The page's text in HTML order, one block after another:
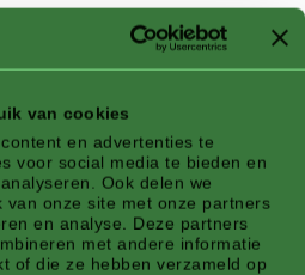
van cookies
en advertenties te
voor social media te bieden en
Ook delen we
van onze site met onze partners
en analyse. Deze partners
met andere informatie
of die ze hebben verzameld op
Indigo - Teelt